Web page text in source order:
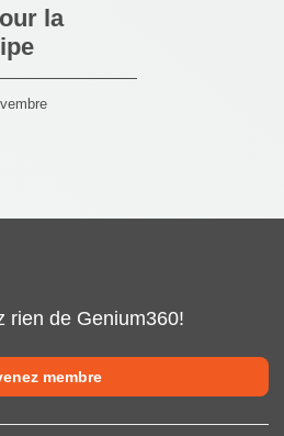
la
rien de Genium360!
membre